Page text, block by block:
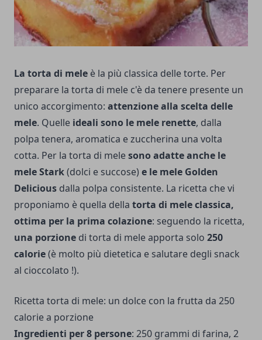
La torta di mele è la più classica delle torte. Per
preparare la torta di mele c'è da tenere presente un
unico accorgimento: attenzione alla scelta delle
mele. Quelle ideali sono le mele renette, dalla
polpa tenera, aromatica e zuccherina una volta
cotta. Per la torta di melesono adatte anche le
mele Stark(dolci e succose) e le mele Golden
Delicious dalla polpa consistente. La ricetta che vi
proponiamo è quella della torta di mele classica,
ottima per la prima colazione: seguendo la ricetta,
una porzione di torta di mele apporta solo 250
calorie(è molto più dietetica e salutare degli snack
al cioccolato !).
Ricetta torta di mele: un dolce con la frutta da 250
calorie a porzione
Ingredienti per 8 persone: 250 grammi di farina, 2